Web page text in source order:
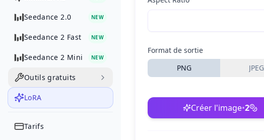
Seedance 2.0 NEW
Seedance 2 Fast NEW
Seedance 2 Mini NEW
Outils gratuits
LoRA
Tarifs
Format de sortie
PNG
JPEG
Créer l'image•2